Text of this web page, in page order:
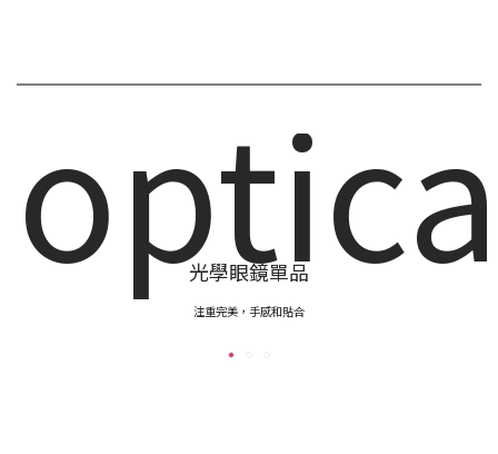
光學眼鏡單品
注重完美，手感和貼合